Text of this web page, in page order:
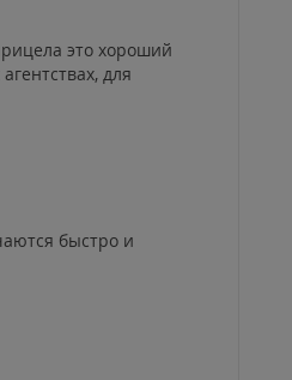
это хороший
для
быстро и